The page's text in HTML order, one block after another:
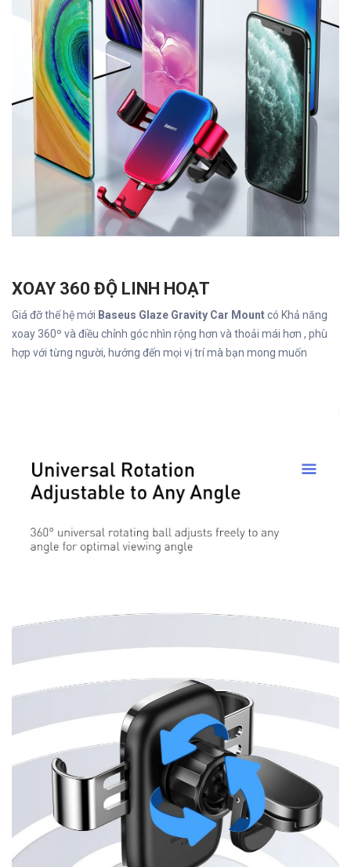
XOAY 360 ĐỘ LINH HOẠT
Giá đỡ thế hệ mới Baseus Glaze Gravity Car Mountcó Khả năng
xoay 360º và điều chỉnh góc nhìn rộng hơn và thoải mái hơn , phù
hợp với từng người, hướng đến mọi vị trí mà bạn mong muốn